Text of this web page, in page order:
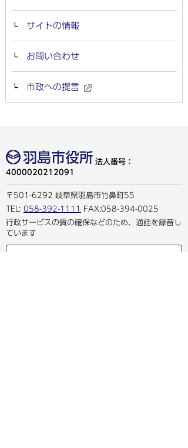
サイトの情報
お問い合わせ
市政への提言
法人番号：
4000020212091
〒501-6292 岐阜県羽島市竹鼻町55
TEL: 058-392-1111
FAX:058-394-0025
行政サービスの質の確保などのため、通話を録音し
ています